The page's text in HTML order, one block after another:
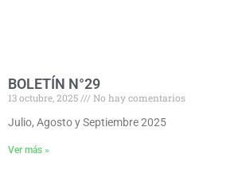
BOLETÍN N°29
13 octubre, 2025
No hay comentarios
Julio, Agosto y Septiembre 2025
Ver más »